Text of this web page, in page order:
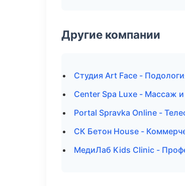
Другие компании
Студия Art Face -
Center Spa Luxe - Массаж и
Portal Spravka Online -
СК Бетон House -
МедиЛаб Kids Clinic -